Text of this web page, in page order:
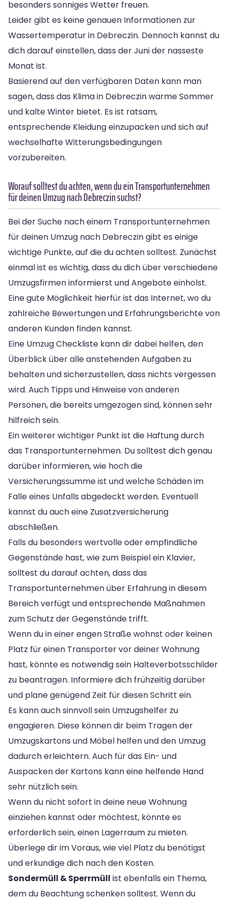
besonders sonniges Wetter freuen.
Leider gibt es keine genauen Informationen zur
Wassertemperatur in Debreczin. Dennoch kannst du
dich darauf einstellen, dass der Juni der nasseste
Monat ist.
Basierend auf den verfügbaren Daten kann man
sagen, dass das Klima in Debreczin warme Sommer
und kalte Winter bietet. Es ist ratsam,
entsprechende Kleidung einzupacken und sich auf
wechselhafte Witterungsbedingungen
vorzubereiten.
Worauf solltest du achten, wenn du ein Transportunternehmen
für deinen Umzug nach Debreczin suchst?
Bei der Suche nach einem Transportunternehmen
für deinen Umzug nach Debreczin gibt es einige
wichtige Punkte, auf die du achten solltest. Zunächst
einmal ist es wichtig, dass du dich über verschiedene
Umzugsfirmen informierst und Angebote einholst.
Eine gute Möglichkeit hierfür ist das Internet, wo du
zahlreiche Bewertungen und Erfahrungsberichte von
anderen Kunden finden kannst.
Eine Umzug Checkliste kann dir dabei helfen, den
Überblick über alle anstehenden Aufgaben zu
behalten und sicherzustellen, dass nichts vergessen
wird. Auch Tipps und Hinweise von anderen
Personen, die bereits umgezogen sind, können sehr
hilfreich sein.
Ein weiterer wichtiger Punkt ist die Haftung durch
das Transportunternehmen. Du solltest dich genau
darüber informieren, wie hoch die
Versicherungssumme ist und welche Schäden im
Falle eines Unfalls abgedeckt werden. Eventuell
kannst du auch eine Zusatzversicherung
abschließen.
Falls du besonders wertvolle oder empfindliche
Gegenstände hast, wie zum Beispiel ein Klavier,
solltest du darauf achten, dass das
Transportunternehmen über Erfahrung in diesem
Bereich verfügt und entsprechende Maßnahmen
zum Schutz der Gegenstände trifft.
Wenn du in einer engen Straße wohnst oder keinen
Platz für einen Transporter vor deiner Wohnung
hast, könnte es notwendig sein Halteverbotsschilder
zu beantragen. Informiere dich frühzeitig darüber
und plane genügend Zeit für diesen Schritt ein.
Es kann auch sinnvoll sein Umzugshelfer zu
engagieren. Diese können dir beim Tragen der
Umzugskartons und Möbel helfen und den Umzug
dadurch erleichtern. Auch für das Ein- und
Auspacken der Kartons kann eine helfende Hand
sehr nützlich sein.
Wenn du nicht sofort in deine neue Wohnung
einziehen kannst oder möchtest, könnte es
erforderlich sein, einen Lagerraum zu mieten.
Überlege dir im Voraus, wie viel Platz du benötigst
und erkundige dich nach den Kosten.
Sondermüll & Sperrmüll ist ebenfalls ein Thema,
dem du Beachtung schenken solltest. Wenn du